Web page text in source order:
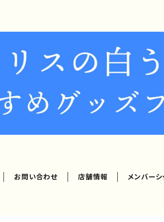
お問い合わせ 店舗情報 メンバーシ